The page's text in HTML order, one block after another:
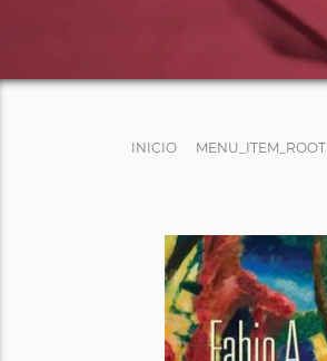
INICIO MENU_ITEM_ROOT